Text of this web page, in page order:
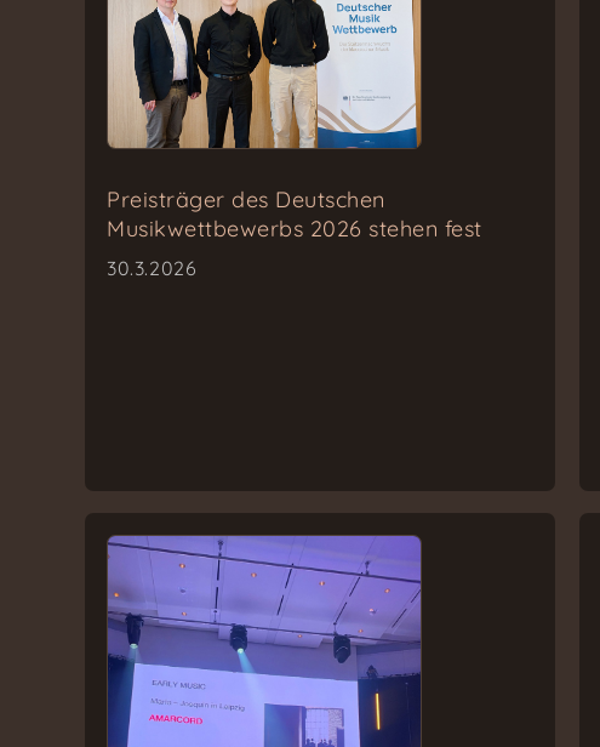
Preisträger des Deutschen
Musikwettbewerbs 2026 stehen fest
30.3.2026